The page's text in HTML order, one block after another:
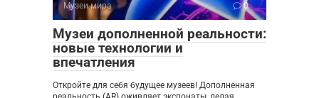
Музеи мира 0
Музеи дополненной реальности:
новые технологии и
впечатления
Откройте для себя будущее музеев! Дополненная